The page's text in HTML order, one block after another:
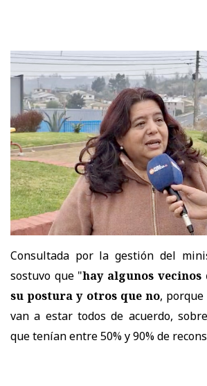
Consultada por la gestión del
sostuvo que "hay algunos
su postura y otros que no,
van a estar todos de acuerdo,
que tenían entre 50% y 90% de